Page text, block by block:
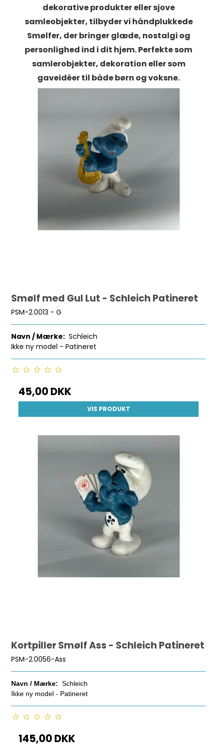
dekorative produkter eller sjove
samleobjekter, tilbyder vi håndplukkede
Smølfer, der bringer glæde, nostalgi og
personlighed ind i dit hjem. Perfekte som
samlerobjekter, dekoration eller som
gaveidéer til både børn og voksne.
Smølf med Gul Lut - Schleich Patineret
PSM-2.0013 - G
Navn / Mærke: Schleich
Ikke ny model - Patineret
45,00 DKK
VIS PRODUKT
Kortpiller Smølf Ass - Schleich Patineret
PSM-2.0056-Ass
Navn / Mærke: Schleich
Ikke ny model - Patineret
145,00 DKK